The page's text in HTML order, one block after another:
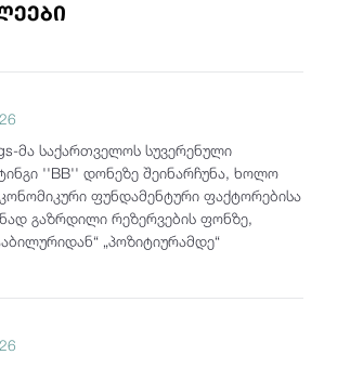
მა საქართველოს სუვერენული
''BB'' დონეზე შეინარჩუნა, ხოლო
ფუნდამენტური ფაქტორებისა
გაზრდილი რეზერვების ფონზე,
„პოზიტიურამდე“